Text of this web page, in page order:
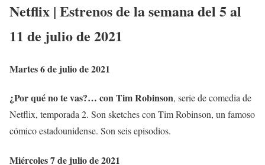
Netflix | Estrenos de la semana del 5 al
11 de julio de 2021
Martes 6 de julio de 2021
¿Por qué no te vas?… con Tim Robinson, serie de comedia de
Netflix, temporada 2. Son sketches con Tim Robinson, un famoso
cómico estadounidense. Son seis episodios.
Miércoles 7 de julio de 2021